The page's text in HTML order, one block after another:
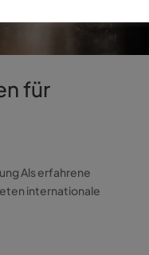
für
Als erfahrene
internationale